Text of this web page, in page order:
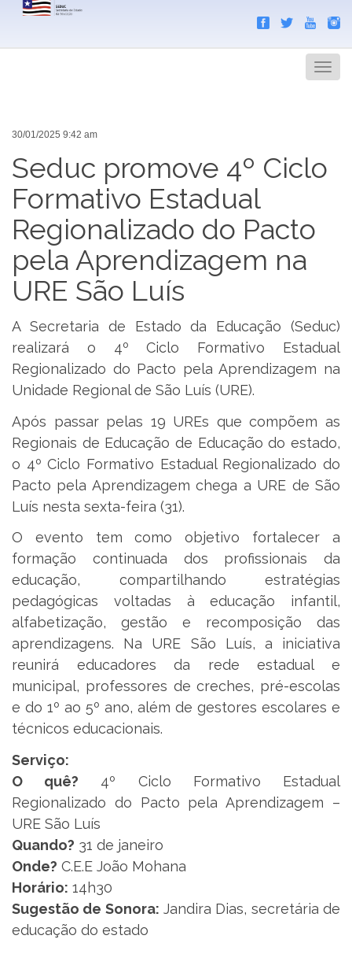
Menu
30/01/2025 9:42 am
Seduc promove 4º Ciclo
Formativo Estadual
Regionalizado do Pacto
pela Aprendizagem na
URE São Luís
A Secretaria de Estado da Educação (Seduc)
realizará o 4º Ciclo Formativo Estadual
Regionalizado do Pacto pela Aprendizagem na
Unidade Regional de São Luís (URE).
Após passar pelas 19 UREs que compõem as
Regionais de Educação de Educação do estado,
o 4º Ciclo Formativo Estadual Regionalizado do
Pacto pela Aprendizagem chega a URE de São
Luís nesta sexta-feira (31).
O evento tem como objetivo fortalecer a
formação continuada dos profissionais da
educação, compartilhando estratégias
pedagógicas voltadas à educação infantil,
alfabetização, gestão e recomposição das
aprendizagens. Na URE São Luís, a iniciativa
reunirá educadores da rede estadual e
municipal, professores de creches, pré-escolas
e do 1º ao 5º ano, além de gestores escolares e
técnicos educacionais.
Serviço:
O quê? 4º Ciclo Formativo Estadual
Regionalizado do Pacto pela Aprendizagem –
URE São Luís
Quando? 31 de janeiro
Onde? C.E.E João Mohana
Horário: 14h30
Sugestão de Sonora: Jandira Dias, secretária de
educação do estado